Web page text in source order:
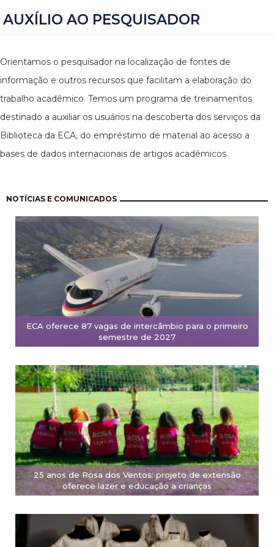
AUXÍLIO AO PESQUISADOR
Orientamos o pesquisador na localização de fontes de
informação e outros recursos que facilitam a elaboração do
trabalho acadêmico. Temos um programa de treinamentos
destinado a auxiliar os usuários na descoberta dos serviços da
Biblioteca da ECA, do empréstimo de material ao acesso a
bases de dados internacionais de artigos acadêmicos.
NOTÍCIAS E COMUNICADOS
ECA oferece 87 vagas de intercâmbio para o primeiro
semestre de 2027
25 anos de Rosa dos Ventos: projeto de extensão
oferece lazer e educação a crianças
Paginação